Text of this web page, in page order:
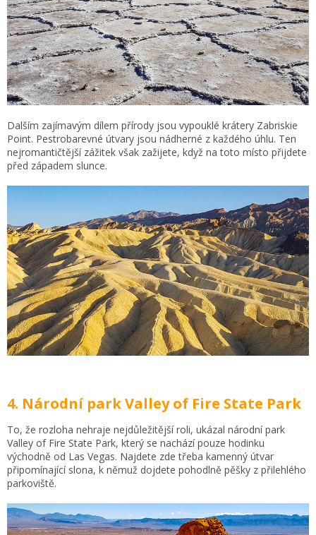
Dalším zajímavým dílem přírody jsou vypouklé krátery Zabriskie
Point. Pestrobarevné útvary jsou nádherné z každého úhlu. Ten
nejromantičtější zážitek však zažijete, když na toto místo přijdete
před západem slunce.
4. Národní park Valley of Fire State Park
To, že rozloha nehraje nejdůležitější roli, ukázal národní park
Valley of Fire State Park, který se nachází pouze hodinku
východně od Las Vegas. Najdete zde třeba kamenný útvar
připomínající slona, k němuž dojdete pohodlně pěšky z přilehlého
parkoviště.